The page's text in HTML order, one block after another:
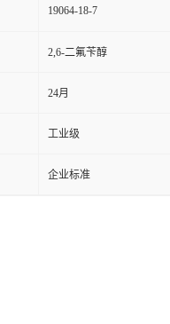
19064-18-7
2,6-二氟苄醇
24月
工业级
企业标准